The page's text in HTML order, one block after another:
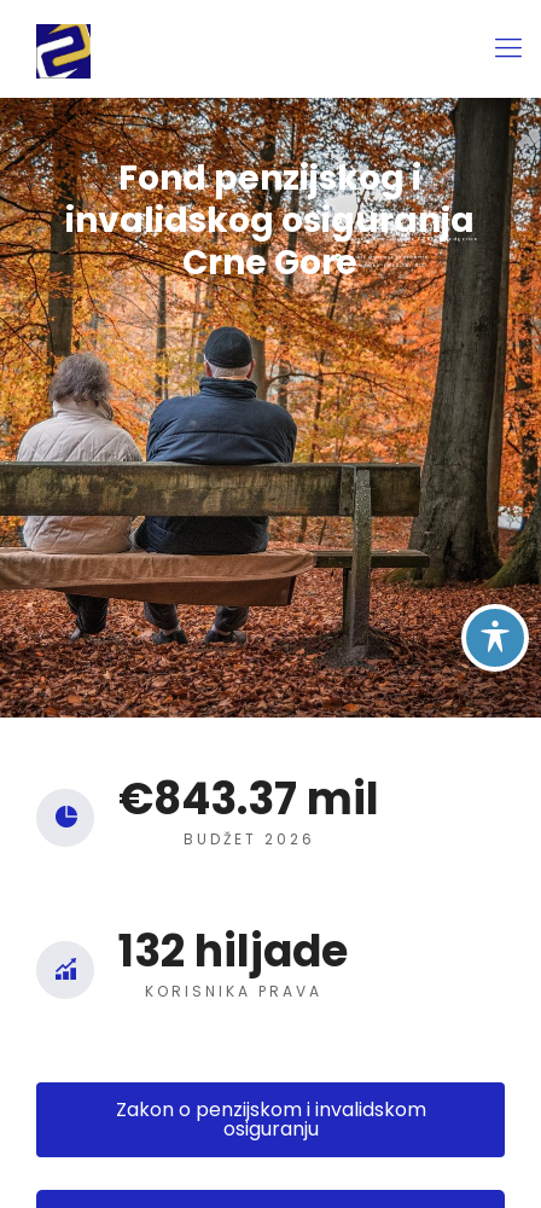
Radno vrijeme sa strankama:
ponedjeljak - petak: 7.30 - 11.00
Fond penzijskog i
invalidskog osiguranja
Crne Gore
info@fondpio.me
Bulevar Ivana Crnojevića 64, 81000 Podgorica
€843.37 mil
BUDŽET 2026
132 hiljade
KORISNIKA PRAVA
Zakon o penzijskom i invalidskom
osiguranju